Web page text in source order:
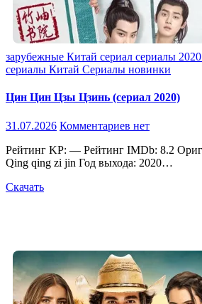
зарубежные Китай сериал сериалы 2020
сериалы Китай Сериалы новинки
Цин Цин Цзы Цзинь (сериал 2020)
31.07.2026 Комментариев нет
Рейтинг KP: — Рейтинг IMDb: 8.2 Оригинальное название:
Qing qing zi jin Год выхода: 2020…
Скачать